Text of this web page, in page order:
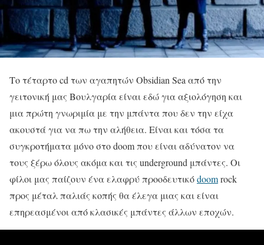
Το τέταρτο cd των αγαπητών Obsidian Sea από την
γειτονική μας Βουλγαρία είναι εδώ για αξιολόγηση και
μια πρώτη γνωριμία με την μπάντα που δεν την είχα
ακουστά για να πω την αλήθεια. Είναι και τόσα τα
συγκροτήματα μόνο στο doom που είναι αδύνατον να
τους ξέρω όλους ακόμα και τις underground μπάντες. Οι
φίλοι μας παίζουν ένα ελαφρύ προοδευτικόdoomrock
προς μέταλ παλιάς κοπής θα έλεγα μιας και είναι
επηρεασμένοι από κλασικές μπάντες άλλων εποχών.